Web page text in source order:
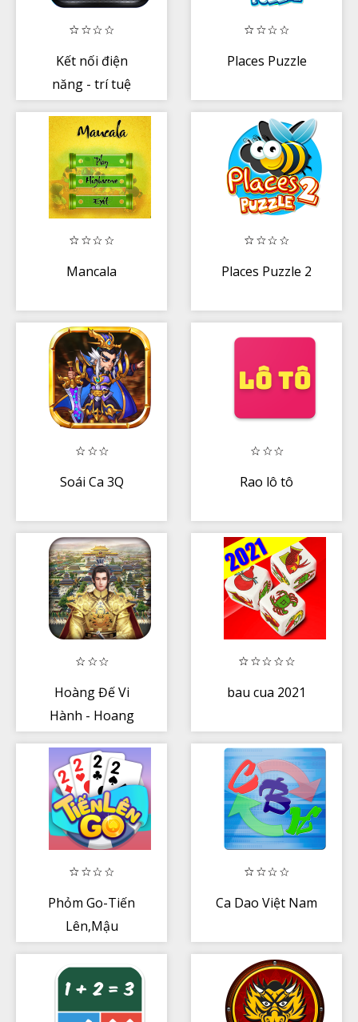
Kết nối điện
năng - trí tuệ
Places Puzzle
Mancala Places Puzzle 2
Soái Ca 3Q Rao lô tô
Hoàng Đế Vi
Hành - Hoang
bau cua 2021
Phỏm Go-Tiến
Lên,Mậu
Ca Dao Việt Nam